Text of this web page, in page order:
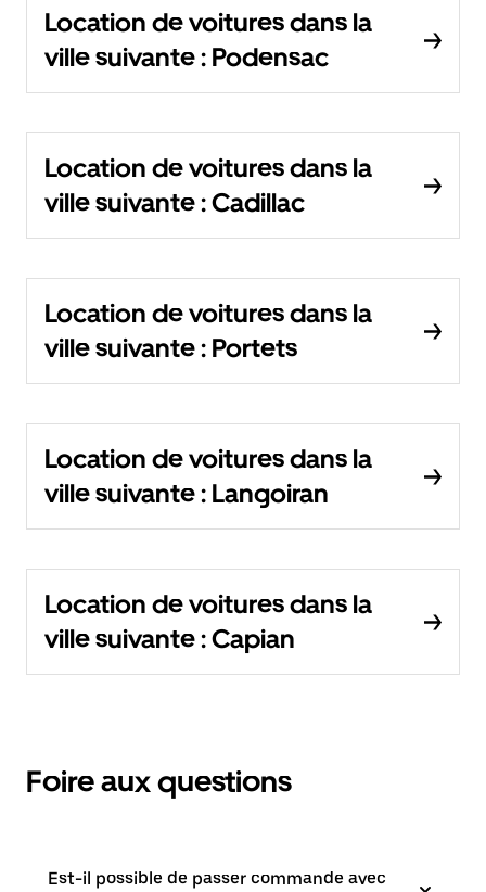
Location de voitures dans la
ville suivante : Podensac
Location de voitures dans la
ville suivante : Cadillac
Location de voitures dans la
ville suivante : Portets
Location de voitures dans la
ville suivante : Langoiran
Location de voitures dans la
ville suivante : Capian
Foire aux questions
Est-il possible de passer commande avec